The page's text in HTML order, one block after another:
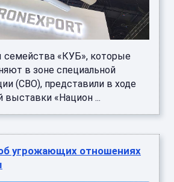
«КУБ», которые
в зоне специальной
(СВО), представили в ходе
выставки «Национ ...
угрожающих отношениях